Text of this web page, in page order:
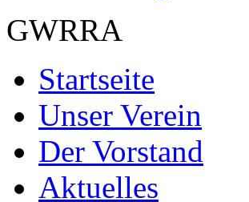
GWRRA
Startseite
Unser Verein
Der Vorstand
Aktuelles